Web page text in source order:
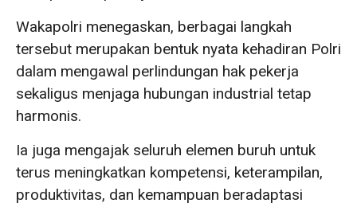
Wakapolri menegaskan, berbagai langkah
tersebut merupakan bentuk nyata kehadiran Polri
dalam mengawal perlindungan hak pekerja
sekaligus menjaga hubungan industrial tetap
harmonis.
Ia juga mengajak seluruh elemen buruh untuk
terus meningkatkan kompetensi, keterampilan,
produktivitas, dan kemampuan beradaptasi